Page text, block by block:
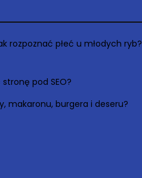
rozpoznać płeć u młodych ryb?
pod SEO?
makaronu, burgera i deseru?